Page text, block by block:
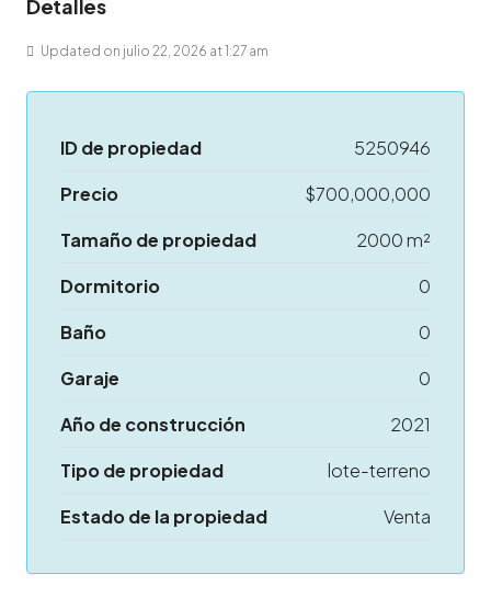
Detalles
Updated on julio 22, 2026 at 1:27 am
ID de propiedad
5250946
Precio
$700,000,000
Tamaño de propiedad
2000 m²
Dormitorio
0
Baño
0
Garaje
0
Año de construcción
2021
Tipo de propiedad
lote-terreno
Estado de la propiedad
Venta